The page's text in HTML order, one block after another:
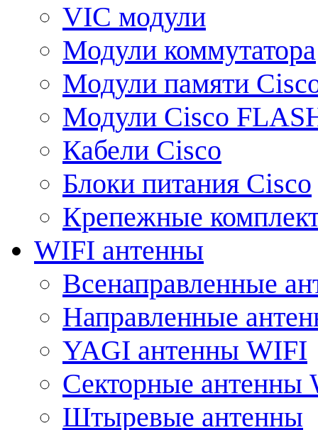
VIC модули
Модули коммутатора
Модули памяти
Модули Cisco
Кабели Cisco
Блоки питания Cisco
Крепежные
WIFI антенны
Всенаправленные
Направленные
YAGI антенны WIFI
Секторные антенны
Штыревые антенны